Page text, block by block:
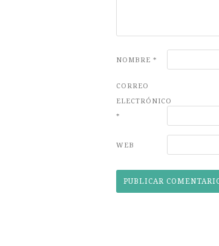
NOMBRE *
CORREO
ELECTRÓNICO
*
WEB